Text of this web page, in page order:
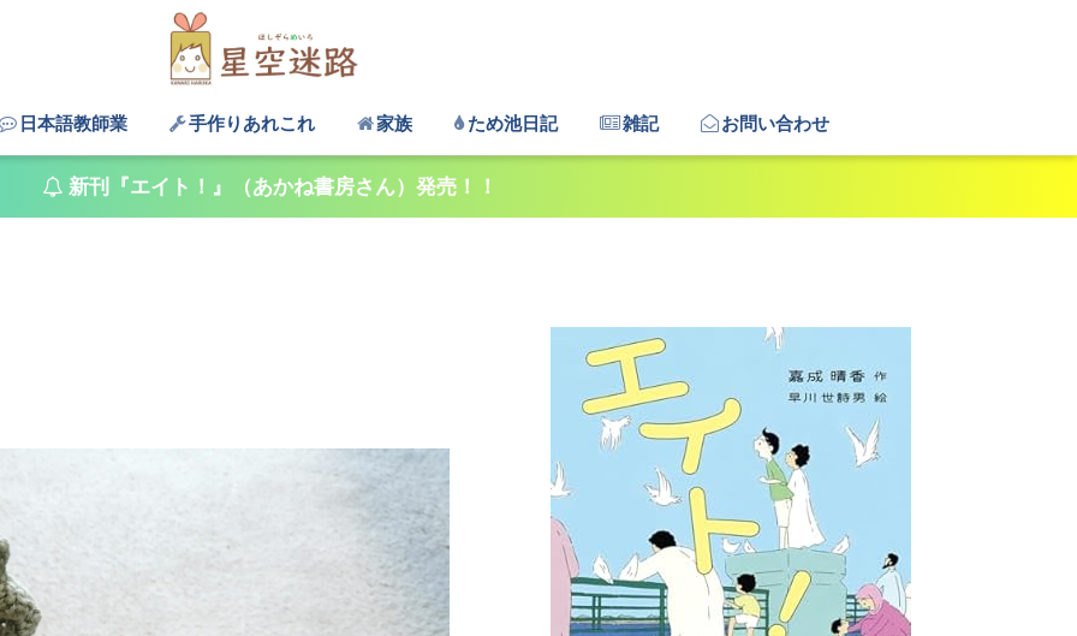
日本語教師業 手作りあれこれ 家族 ため池日記 雑記 お問い合わせ
新刊『エイト！』（あかね書房さん）発売！！